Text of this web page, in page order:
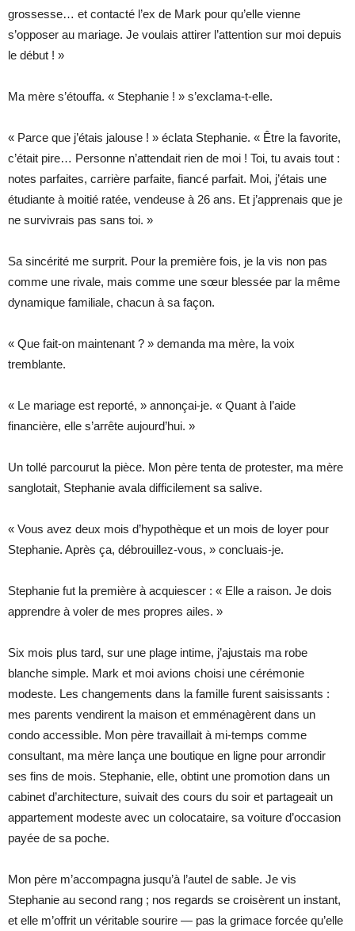
grossesse… et contacté l’ex de Mark pour qu’elle vienne
s’opposer au mariage. Je voulais attirer l’attention sur moi depuis
le début ! »
Ma mère s’étouffa. « Stephanie ! » s’exclama-t-elle.
« Parce que j’étais jalouse ! » éclata Stephanie. « Être la favorite,
c’était pire… Personne n’attendait rien de moi ! Toi, tu avais tout :
notes parfaites, carrière parfaite, fiancé parfait. Moi, j’étais une
étudiante à moitié ratée, vendeuse à 26 ans. Et j’apprenais que je
ne survivrais pas sans toi. »
Sa sincérité me surprit. Pour la première fois, je la vis non pas
comme une rivale, mais comme une sœur blessée par la même
dynamique familiale, chacun à sa façon.
« Que fait-on maintenant ? » demanda ma mère, la voix
tremblante.
« Le mariage est reporté, » annonçai-je. « Quant à l’aide
financière, elle s’arrête aujourd’hui. »
Un tollé parcourut la pièce. Mon père tenta de protester, ma mère
sanglotait, Stephanie avala difficilement sa salive.
« Vous avez deux mois d’hypothèque et un mois de loyer pour
Stephanie. Après ça, débrouillez-vous, » concluais-je.
Stephanie fut la première à acquiescer : « Elle a raison. Je dois
apprendre à voler de mes propres ailes. »
Six mois plus tard, sur une plage intime, j’ajustais ma robe
blanche simple. Mark et moi avions choisi une cérémonie
modeste. Les changements dans la famille furent saisissants :
mes parents vendirent la maison et emménagèrent dans un
condo accessible. Mon père travaillait à mi-temps comme
consultant, ma mère lança une boutique en ligne pour arrondir
ses fins de mois. Stephanie, elle, obtint une promotion dans un
cabinet d’architecture, suivait des cours du soir et partageait un
appartement modeste avec un colocataire, sa voiture d’occasion
payée de sa poche.
Mon père m’accompagna jusqu’à l’autel de sable. Je vis
Stephanie au second rang ; nos regards se croisèrent un instant,
et elle m’offrit un véritable sourire — pas la grimace forcée qu’elle